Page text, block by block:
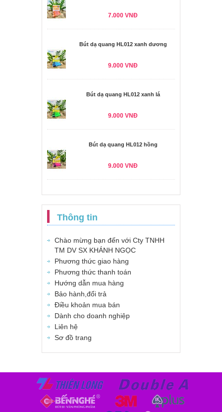
7.000 VNĐ
Bút dạ quang HL012 xanh dương
9.000 VNĐ
Bút dạ quang HL012 xanh lá
9.000 VNĐ
Bút dạ quang HL012 hồng
9.000 VNĐ
Thông tin
Chào mừng bạn đến với Cty TNHH
TM DV SX KHÁNH NGỌC
Phương thức giao hàng
Phương thức thanh toán
Hướng dẫn mua hàng
Bảo hành,đổi trả
Điều khoản mua bán
Dành cho doanh nghiệp
Liên hệ
Sơ đồ trang